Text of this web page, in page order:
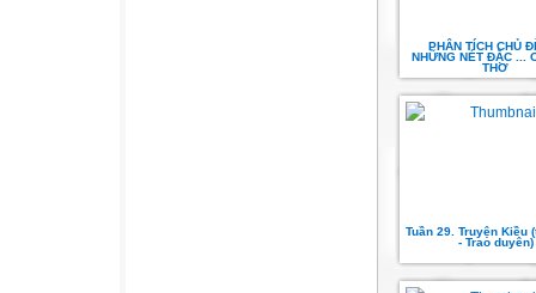
PHÂN TÍCH CHỦ
NHỮNG NÉT ĐẶC ...
THƠ
Tuần 29. Truyện Kiều
- Trao duyên)